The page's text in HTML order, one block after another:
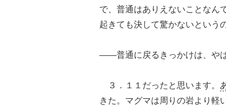
で、普通はありえないことなん
起きても決して驚かないという
――普通に戻るきっかけは、や
３．１１だったと思います。
きた。マグマは周りの岩より軽